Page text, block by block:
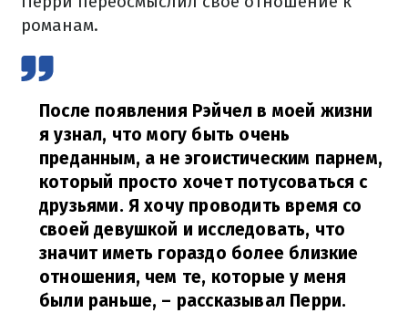
романам.
После появления Рэйчел в моей жизни
я узнал, что могу быть очень
преданным, а не эгоистическим парнем,
который просто хочет потусоваться с
друзьями. Я хочу проводить время со
своей девушкой и исследовать, что
значит иметь гораздо более близкие
отношения, чем те, которые у меня
были раньше, – рассказывал Перри.